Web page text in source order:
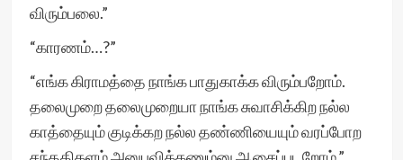
விரும்பலை.”
“காரணம்…?”
“எங்க கிராமத்தை நாங்க பாதுகாக்க விரும்பறோம்.
தலைமுறை தலைமுறையா நாங்க சுவாசிக்கிற நல்ல
காத்தையும் குடிக்கற நல்ல தண்ணியையும் வரப்போற